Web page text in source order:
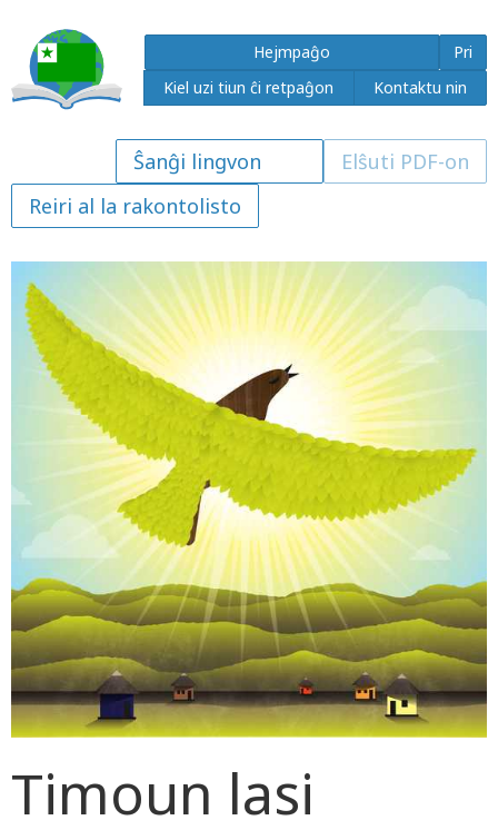
Hejmpaĝo
Pri
Kiel uzi tiun ĉi retpaĝon
Kontaktu nin
Elŝuti PDF-on
Reiri al la rakontolisto
Timoun lasi